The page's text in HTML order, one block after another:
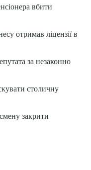
вбити
отримав ліцензії в
за незаконно
столичну
закрити